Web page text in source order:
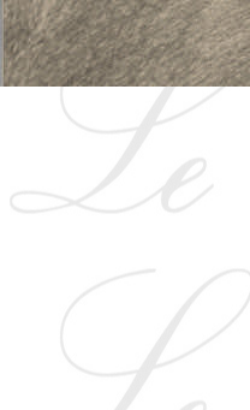
HUNDKLÄDER, HUNDVÄSKOR,